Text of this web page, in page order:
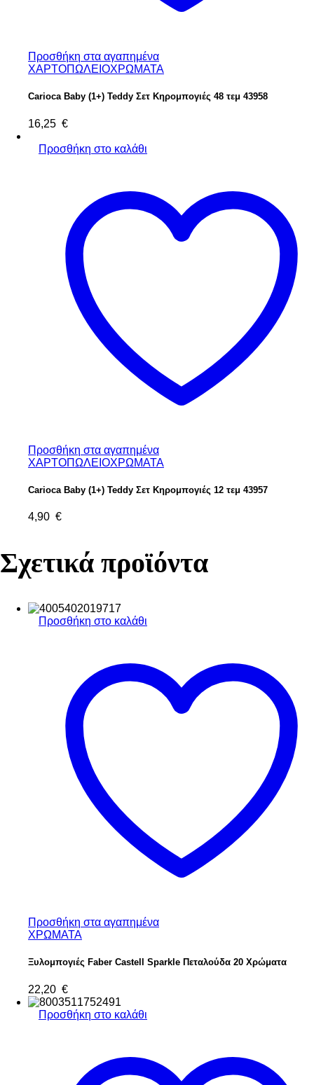
Προσθήκη στα αγαπημένα
ΧΑΡΤΟΠΩΛΕΙΟΧΡΩΜΑΤΑ
Carioca Baby (1+) Teddy Σετ Κηρομπογιές 48 τεμ 43958
16,25 €
Προσθήκη στο καλάθι
Προσθήκη στα αγαπημένα
ΧΑΡΤΟΠΩΛΕΙΟΧΡΩΜΑΤΑ
Carioca Baby (1+) Teddy Σετ Κηρομπογιές 12 τεμ 43957
4,90 €
Σχετικά προϊόντα
Προσθήκη στο καλάθι
Προσθήκη στα αγαπημένα
ΧΡΩΜΑΤΑ
Ξυλομπογιές Faber Castell Sparkle Πεταλούδα 20 Χρώματα
22,20 €
Προσθήκη στο καλάθι